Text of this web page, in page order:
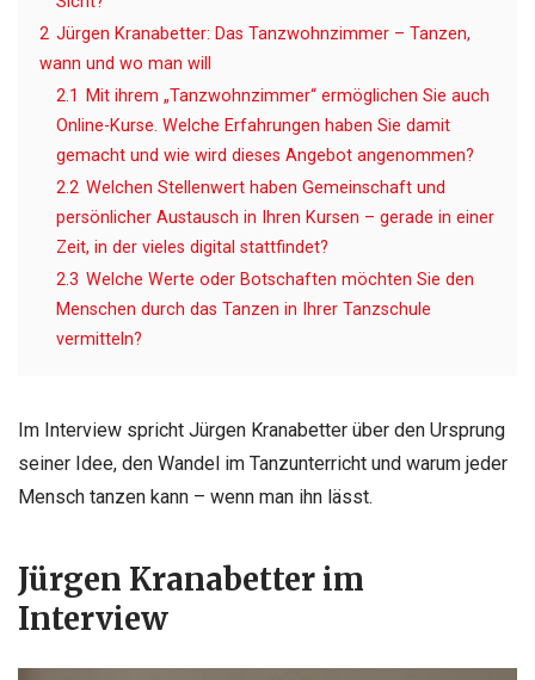
2 Jürgen Kranabetter: Das Tanzwohnzimmer – Tanzen,
wann und wo man will
2.1 Mit ihrem „Tanzwohnzimmer“ ermöglichen Sie auch
Online-Kurse. Welche Erfahrungen haben Sie damit
gemacht und wie wird dieses Angebot angenommen?
2.2 Welchen Stellenwert haben Gemeinschaft und
persönlicher Austausch in Ihren Kursen – gerade in einer
Zeit, in der vieles digital stattfindet?
2.3 Welche Werte oder Botschaften möchten Sie den
Menschen durch das Tanzen in Ihrer Tanzschule
vermitteln?
Im Interview spricht Jürgen Kranabetter über den Ursprung
seiner Idee, den Wandel im Tanzunterricht und warum jeder
Mensch tanzen kann – wenn man ihn lässt.
Jürgen Kranabetter im
Interview